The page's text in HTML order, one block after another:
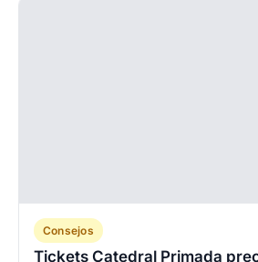
Consejos
Tickets Catedral Primada